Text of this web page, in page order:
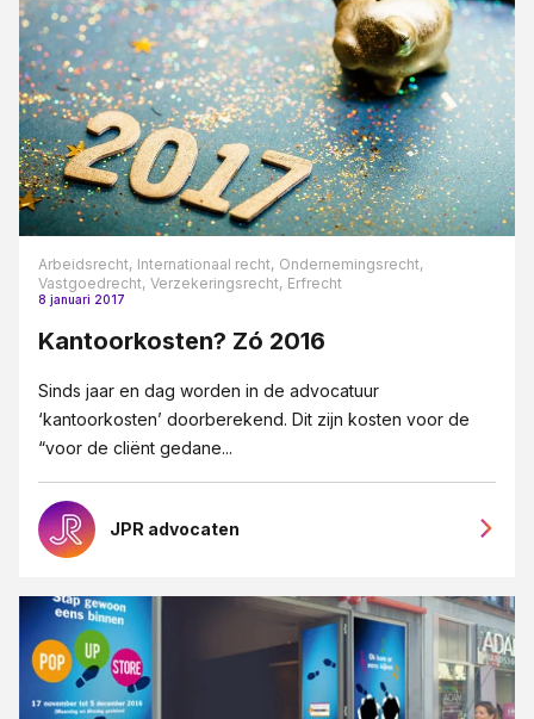
Arbeidsrecht, Internationaal recht, Ondernemingsrecht,
Vastgoedrecht, Verzekeringsrecht, Erfrecht
8 januari 2017
Kantoorkosten? Zó 2016
Sinds jaar en dag worden in de advocatuur
‘kantoorkosten’ doorberekend. Dit zijn kosten voor de
“voor de cliënt gedane...
JPR advocaten